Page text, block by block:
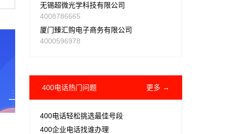
无锡超微光学科技有限公司
4008786665
厦门臻汇购电子商务有限公司
4000596978
400电话热门问题 更多 →
400电话轻松挑选最佳号段
400企业电话找谁办理